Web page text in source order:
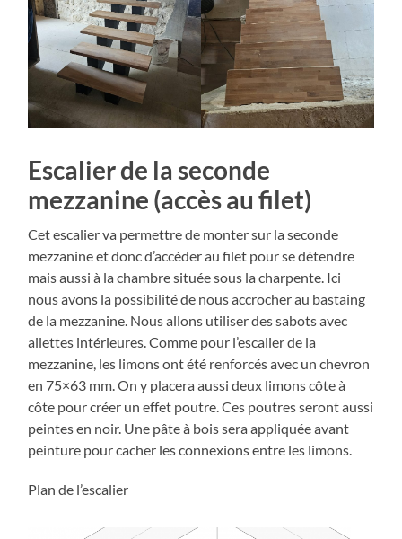
Escalier de la seconde
mezzanine (accès au filet)
Cet escalier va permettre de monter sur la seconde
mezzanine et donc d’accéder au filet pour se détendre
mais aussi à la chambre située sous la charpente. Ici
nous avons la possibilité de nous accrocher au bastaing
de la mezzanine. Nous allons utiliser des sabots avec
ailettes intérieures. Comme pour l’escalier de la
mezzanine, les limons ont été renforcés avec un chevron
en 75×63 mm. On y placera aussi deux limons côte à
côte pour créer un effet poutre. Ces poutres seront aussi
peintes en noir. Une pâte à bois sera appliquée avant
peinture pour cacher les connexions entre les limons.
Plan de l’escalier